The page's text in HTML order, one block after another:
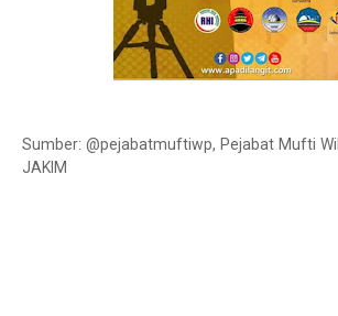
Sumber: @pejabatmuftiwp, Pejabat Mufti
JAKIM